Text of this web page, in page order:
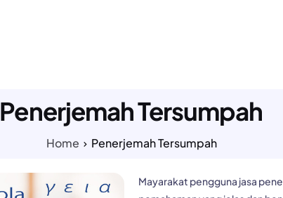
Penerjemah Tersumpah
Home Penerjemah Tersumpah
Mayarakat pengguna jasa